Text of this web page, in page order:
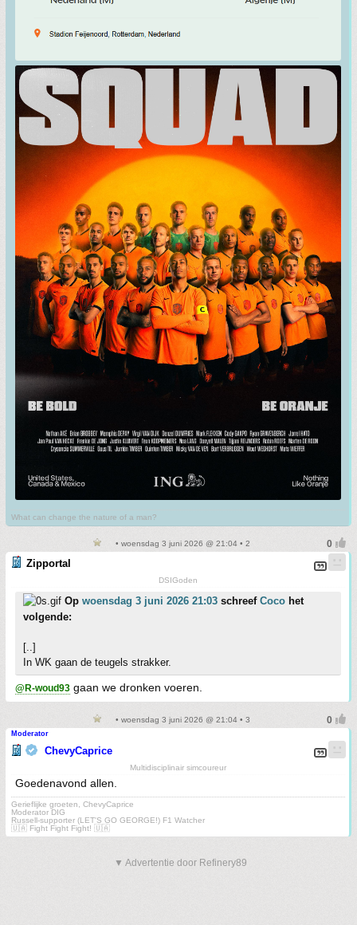
What can change the nature of a man?
• woensdag 3 juni 2026 @ 21:04 • 2
Zipportal
DSIGoden
Op woensdag 3 juni 2026 21:03 schreef Coco het
volgende:
[..]
In WK gaan de teugels strakker.
@R-woud93 gaan we dronken voeren.
• woensdag 3 juni 2026 @ 21:04 • 3
Moderator
ChevyCaprice
Multidisciplinair simcoureur
Goedenavond allen.
Gerieflijke groeten, ChevyCaprice
Moderator DIG
Russell-supporter (LET'S GO GEORGE!) F1 Watcher
🇺🇦 Fight Fight Fight! 🇺🇦
▼ Advertentie door Refinery89